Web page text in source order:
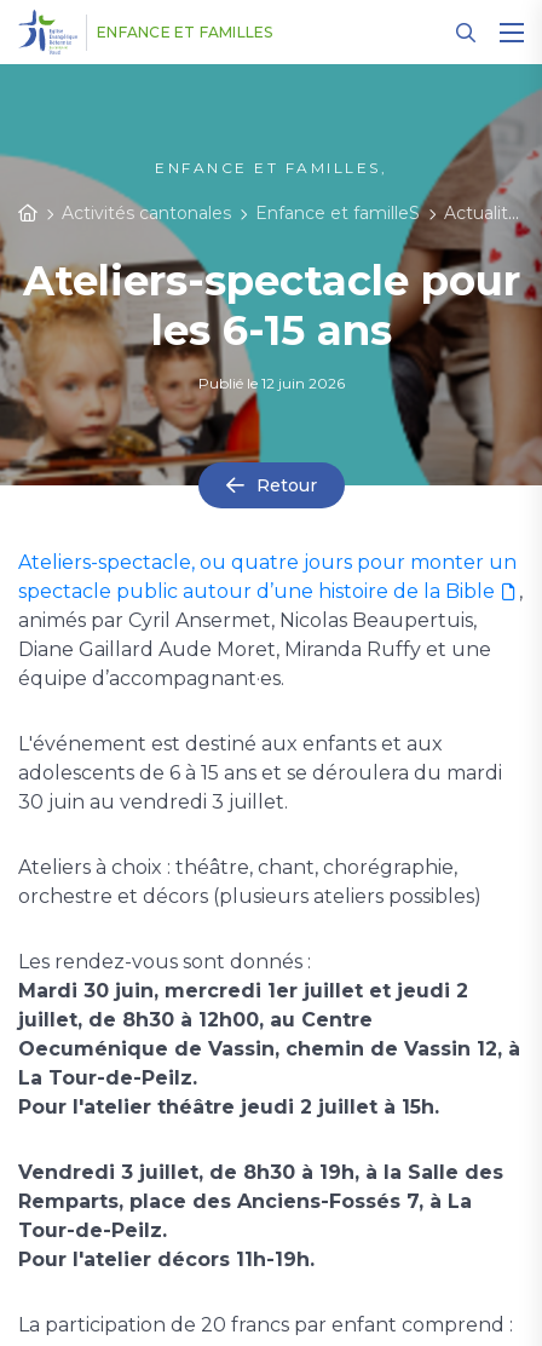
ENFANCE ET FAMILLES
ENFANCE ET FAMILLES,
Activités cantonales Enfance et familleS Actualités
Ateliers-spectacle pour
les 6-15 ans
Publié le 12 juin 2026
Retour
Ateliers-spectacle, ou quatre jours pour monter un
spectacle public autour d’une histoire de la Bible
,
animés par Cyril Ansermet, Nicolas Beaupertuis,
Diane Gaillard Aude Moret, Miranda Ruffy et une
équipe d’accompagnant·es.
L'événement est destiné aux enfants et aux
adolescents de 6 à 15 ans et se déroulera du mardi
30 juin au vendredi 3 juillet.
Ateliers à choix : théâtre, chant, chorégraphie,
orchestre et décors (plusieurs ateliers possibles)
Les rendez-vous sont donnés :
Mardi 30 juin, mercredi 1er juillet et jeudi 2
juillet, de 8h30 à 12h00, au Centre
Oecuménique de Vassin, chemin de Vassin 12, à
La Tour-de-Peilz.
Pour l'atelier théâtre jeudi 2 juillet à 15h.
Vendredi 3 juillet, de 8h30 à 19h, à la Salle des
Remparts, place des Anciens-Fossés 7, à La
Tour-de-Peilz.
Pour l'atelier décors 11h-19h.
La participation de 20 francs par enfant comprend :
Panneau de gestion des cookies